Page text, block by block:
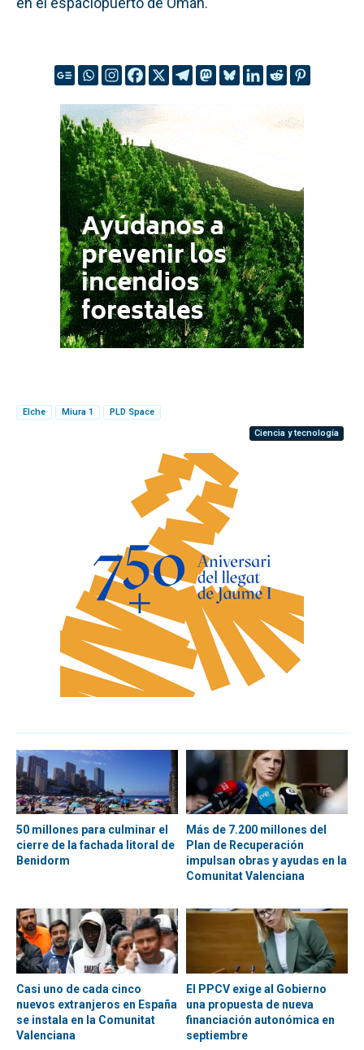
Elche Miura 1
PLD Space
Ciencia y tecnología
50 millones para culminar el
cierre de la fachada litoral de
Benidorm
Más de 7.200 millones del
Plan de Recuperación
impulsan obras y ayudas en la
Comunitat Valenciana
Casi uno de cada cinco
nuevos extranjeros en España
se instala en la Comunitat
Valenciana
El PPCV exige al Gobierno
una propuesta de nueva
financiación autonómica en
septiembre